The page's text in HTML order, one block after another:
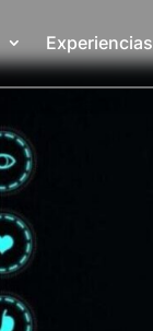
Experiencias